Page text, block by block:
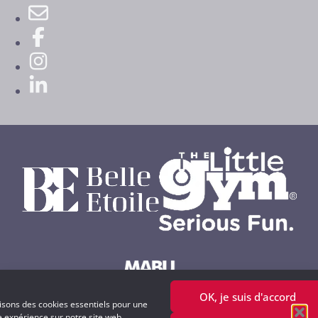
des cookies essentiels pour une
OK, je suis d'accord
Powered by MABU Concepts S.A.